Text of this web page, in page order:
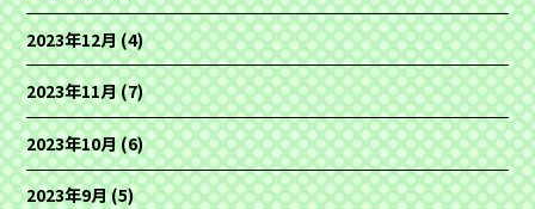
2023年12月(4)
2023年11月(7)
2023年10月(6)
2023年9月(5)